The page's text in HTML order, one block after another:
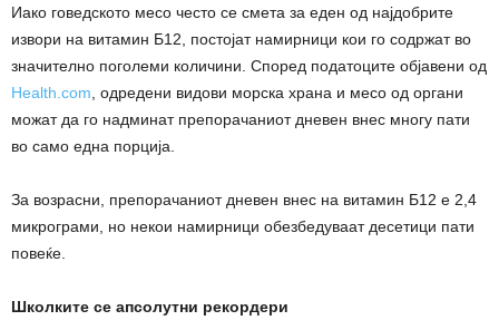
Иако говедското месо често се смета за еден од најдобрите
извори на витамин Б12, постојат намирници кои го содржат во
значително поголеми количини. Според податоците објавени од
Health.com, одредени видови морска храна и месо од органи
можат да го надминат препорачаниот дневен внес многу пати
во само една порција.
За возрасни, препорачаниот дневен внес на витамин Б12 е 2,4
микрограми, но некои намирници обезбедуваат десетици пати
повеќе.
Школките се апсолутни рекордери